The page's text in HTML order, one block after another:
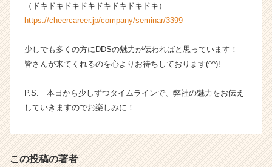
（ドキドキドキドキドキドキドキドキ）
https://cheercareer.jp/company/seminar/3399
少しでも多くの方にDDSの魅力が伝わればと思っています！
皆さんが来てくれるのを心よりお待ちしております(^^)!
P.S. 本日から少しずつタイムラインで、弊社の魅力をお伝え
していきますのでお楽しみに！
この投稿の著者